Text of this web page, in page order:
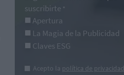
suscribirte *
Apertura
La Magia de la Publicidad
Claves ESG
Acepto la política de privacidad